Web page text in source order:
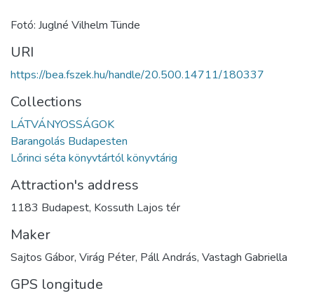
Fotó: Juglné Vilhelm Tünde
URI
https://bea.fszek.hu/handle/20.500.14711/180337
Collections
LÁTVÁNYOSSÁGOK
Barangolás Budapesten
Lőrinci séta könyvtártól könyvtárig
Attraction's address
1183 Budapest, Kossuth Lajos tér
Maker
Sajtos Gábor, Virág Péter, Páll András, Vastagh Gabriella
GPS longitude